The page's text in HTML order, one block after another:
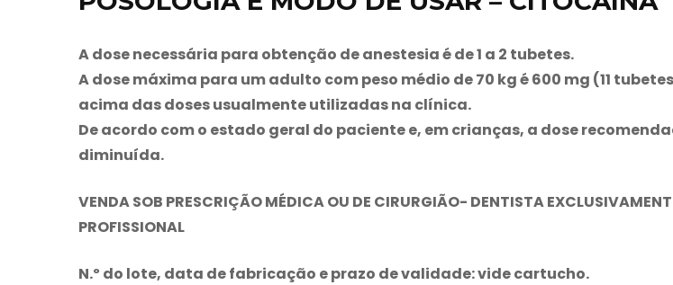
A dose necessária para obtenção de anestesia é de 1 a 2 tubetes.
A dose máxima para um adulto com peso médio de 70 kg é 600 mg (11
acima das doses usualmente utilizadas na clínica.
De acordo com o estado geral do paciente e, em crianças, a dose
diminuída.
VENDA SOB PRESCRIÇÃO MÉDICA OU DE CIRURGIÃO- DENTISTA
PROFISSIONAL
N.º do lote, data de fabricação e prazo de validade: vide cartucho.